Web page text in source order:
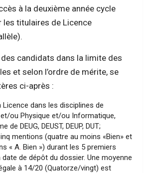
à la deuxième année cycle
les titulaires de Licence
candidats dans la limite des
et selon l’ordre de mérite, se
ci-après :
Licence dans les disciplines de
ou Physique et/ou Informatique,
de DEUG, DEUST, DEUP, DUT;
mentions (quatre au moins «Bien» et
« A Bien ») durant les 5 premiers
de dépôt du dossier. Une moyenne
à 14/20 (Quatorze/vingt) est